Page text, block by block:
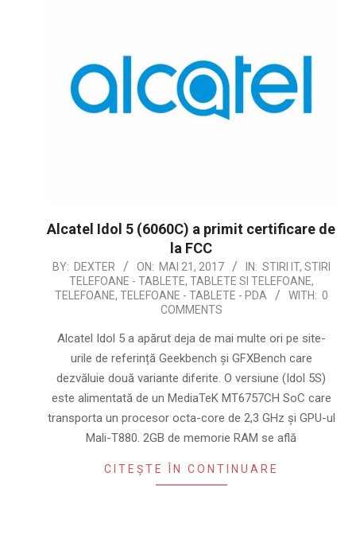
Alcatel Idol 5 (6060C) a primit certificare de
la FCC
2017-
BY: DEXTER ON: MAI 21, 2017 IN: STIRI IT, STIRI
TELEFOANE - TABLETE, TABLETE SI TELEFOANE,
TELEFOANE, TELEFOANE - TABLETE - PDA WITH: 0
COMMENTS
Alcatel Idol 5 a apărut deja de mai multe ori pe site-
urile de referință Geekbench și GFXBench care
dezvăluie două variante diferite. O versiune (Idol 5S)
este alimentată de un MediaTeK MT6757CH SoC care
transporta un procesor octa-core de 2,3 GHz și GPU-ul
Mali-T880. 2GB de memorie RAM se află
CITEȘTE ÎN CONTINUARE